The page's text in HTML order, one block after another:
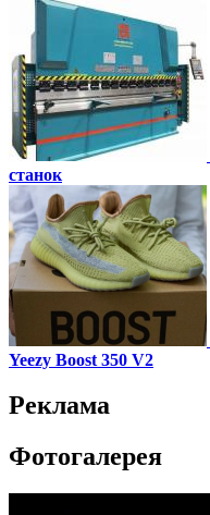
станок
Yeezy Boost 350 V2
Реклама
Фотогалерея